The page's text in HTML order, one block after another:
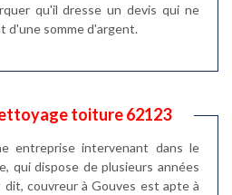
qu'il dresse un devis qui ne
d'une somme d'argent.
toiture 62123
entreprise intervenant dans le
qui dispose de plusieurs années
dit, couvreur à Gouves est apte à